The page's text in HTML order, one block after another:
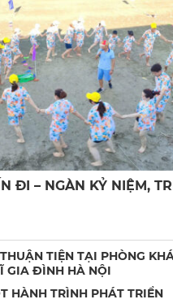
ĐI – NGÀN KỶ NIỆM,
TIỆN TẠI PHÒNG
GIA ĐÌNH HÀ NỘI
HÀNH TRÌNH PHÁT TRIỂN